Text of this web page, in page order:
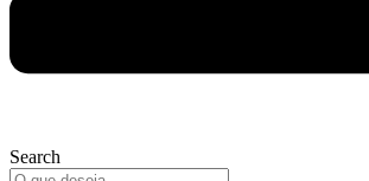
Search